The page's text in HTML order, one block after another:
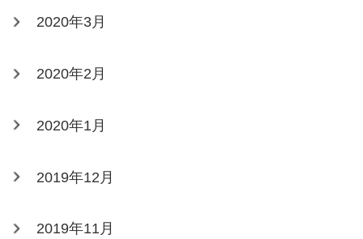
2020年3月
2020年2月
2020年1月
2019年12月
2019年11月